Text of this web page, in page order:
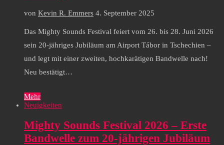
von Kevin R. Emmers 4. September 2025
Das Mighty Sounds Festival feiert vom 26. bis 28. Juni 2026
sein 20-jähriges Jubiläum am Airport Tábor in Tschechien –
und legt mit einer zweiten, hochkarätigen Bandwelle nach!
Neu bestätigt…
Mehr
Neuigkeiten
Mighty Sounds Festival 2026 – Erste
Bandwelle zum 20-jährigen Jubiläum